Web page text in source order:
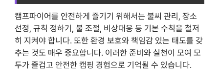
캠프파이어를 안전하게 즐기기 위해서는 불씨 관리, 장소
선정, 규칙 정하기, 불 조절, 비상대응 등 기본 수칙을 철저
히 지켜야 합니다. 또한 환경 보호와 책임감 있는 태도를 갖
추는 것도 매우 중요합니다. 이러한 준비와 실천이 모여 모
두가 즐겁고 안전한 캠핑 경험으로 기억될 수 있습니다.